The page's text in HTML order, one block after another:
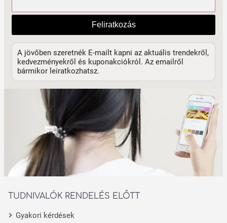
Feliratkozás
A jövőben szeretnék E-mailt kapni az aktuális trendekről,
kedvezményekről és kuponakciókról. Az emailről
bármikor leiratkozhatsz.
TUDNIVALÓK RENDELÉS ELŐTT
Gyakori kérdések